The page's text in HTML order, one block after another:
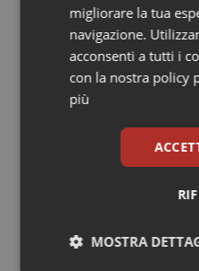
Salute orale &
Sangue &
Tiroide
Tumore al seno
Tumori del
Premio
Federsanità
dedicata ai
Nasce
di
nuovo Ssn
delle
migliorare la tua
navigazione.
acconsenti a tutti i
con la nostra policy
più
MOSTRA